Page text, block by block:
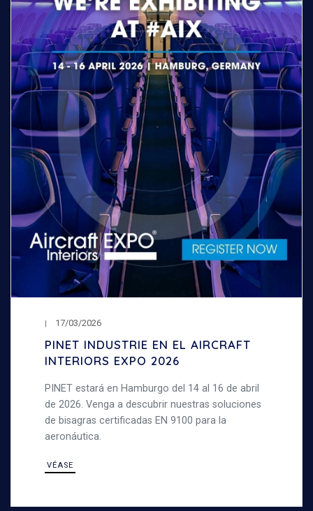
17/03/2026
PINET INDUSTRIE EN EL AIRCRAFT
INTERIORS EXPO 2026
PINET estará en Hamburgo del 14 al 16 de abril
de 2026. Venga a descubrir nuestras soluciones
de bisagras certificadas EN 9100 para la
aeronáutica.
VÉASE